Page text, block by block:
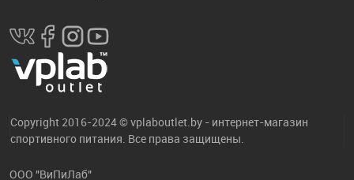
Copyright 2016-2024 © vplaboutlet.by - интернет-магазин
спортивного питания. Все права защищены.
ООО "ВиПиЛаб"